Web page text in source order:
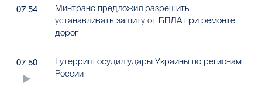
07:54
Минтранс предложил разрешить
устанавливать защиту от БПЛА при ремонте
дорог
07:50
Гутерриш осудил удары Украины по регионам
России